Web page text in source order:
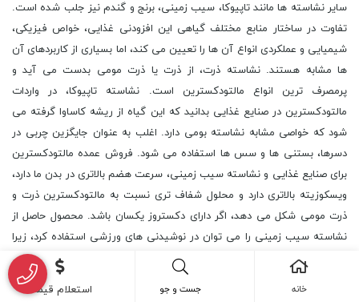
سایر نشاسته ها مانند تاپیوکا، سیب زمینی، برنج و گندم نیز جلب شده است.
تفاوت در ساختار منابع مختلف گیاهی این افزودنی غذایی، خواص فیزیکی،
شیمیایی و عملکردی انواع آن ها را تعیین می کند، اما بسیاری از کاربردهای آن
ها مشابه هستند. نشاسته ذرت، از ذرت یا ذرت مومی بدست می آید و
پرمصرف ترین انواع مالتودکسترین است. نشاسته تاپیوکا، در واردات
مالتودکسترین در صنایع غذایی بدانید که این گیاه از ریشه کاساوا گرفته می
شود که خواصی مشابه نشاسته بومی دارد. اغلب به عنوان جایگزین چربی در
دسرها، بستنی ها و سس ها استفاده می شود. فروش عمده مالتودکسترین
برای صنایع غذایی و نشاسته سیب زمینی، سرعت هضم بالاتری در بدن ما دارد،
ویسکوزیته بالاتری دارد و محلول شفاف تری نسبت به مالتودکسترین ذرت و
ذرت مومی شکل می دهد، اگر دارای دکستروز یکسان باشد. محصول حاصل از
نشاسته سیب زمینی را می توان در نوشیدنی های ورزشی استفاده کرد، زیرا
در مدت کوتاهی توسط بدن ما جذب می شود و انرژی مورد نیاز را تامین می
کند. نشاسته برنج، خرید مالتودکسترین در صنایع غذایی نشاسته برنج از
خانه جست و جو استعلام قیمت